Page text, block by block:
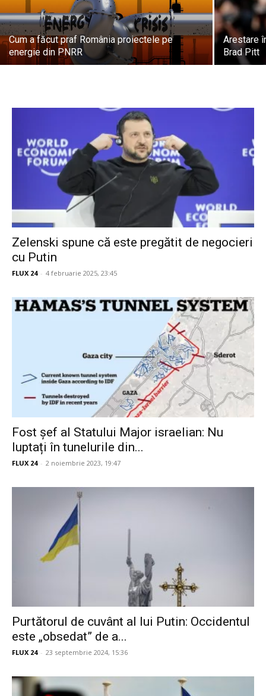
Cum a făcut praf România proiectele pe
energie din PNRR
Arestare
Brad Pitt
Zelenski spune că este pregătit de negocieri
cu Putin
FLUX 24 - 4 februarie 2025, 23:45
Fost șef al Statului Major israelian: Nu
luptați în tunelurile din...
FLUX 24 - 2 noiembrie 2023, 19:47
Purtătorul de cuvânt al lui Putin: Occidentul
este „obsedat” de a...
FLUX 24 - 23 septembrie 2024, 15:36